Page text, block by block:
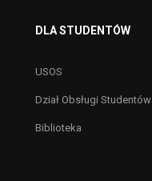
DLA STUDENTÓW
USOS
Dział Obsługi Studentów
Biblioteka